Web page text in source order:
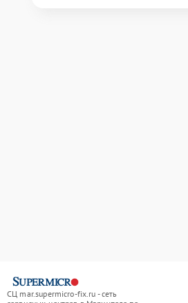
СЦ mar.supermicro-fix.ru - сеть